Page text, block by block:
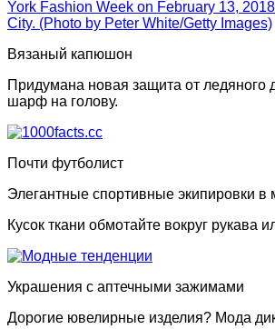
Вязаный капюшон
Придумана новая защита от ледяного
шарф на голову.
Почти футболист
Элегантные спортивные экипировки
Кусок ткани обмотайте вокруг
Украшения с аптечными зажимами
Дорогие ювелирные изделия? Мода